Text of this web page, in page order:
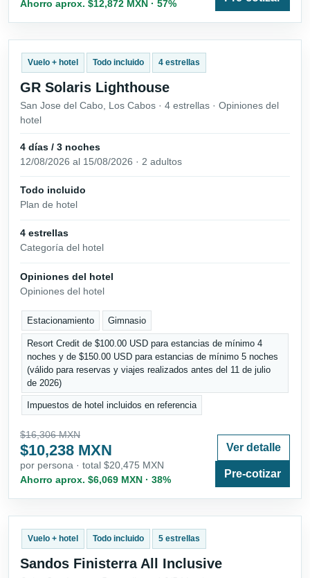
Ahorro aprox. $12,872 MXN · 57%
Vuelo + hotel Todo incluido 4 estrellas
GR Solaris Lighthouse
San Jose del Cabo, Los Cabos · 4 estrellas · Opiniones del
hotel
4 días / 3 noches
12/08/2026 al 15/08/2026 · 2 adultos
Todo incluido
Plan de hotel
4 estrellas
Categoría del hotel
Opiniones del hotel
Opiniones del hotel
Estacionamiento Gimnasio
Resort Credit de $100.00 USD para estancias de mínimo 4
noches y de $150.00 USD para estancias de mínimo 5 noches
(válido para reservas y viajes realizados antes del 11 de julio
de 2026)
Impuestos de hotel incluidos en referencia
$16,306 MXN
$10,238 MXN
por persona · total $20,475 MXN
Ahorro aprox. $6,069 MXN · 38%
Ver detalle
Pre-cotizar
Vuelo + hotel Todo incluido 5 estrellas
Sandos Finisterra All Inclusive